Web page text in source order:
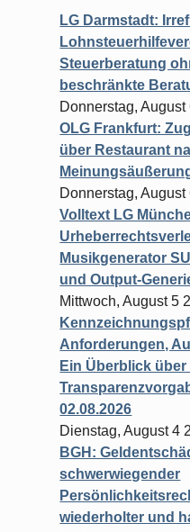
LG Darmstadt:
Steuerberatung
beschränkte
Donnerstag, August
OLG Frankfurt:
über Restaurant
Donnerstag, August
Volltext LG
Musikgenerator
und Output-
Mittwoch, August 5
Anforderungen,
Ein Überblick über
02.08.2026
Dienstag, August 4
BGH:
schwerwiegender
wiederholter und